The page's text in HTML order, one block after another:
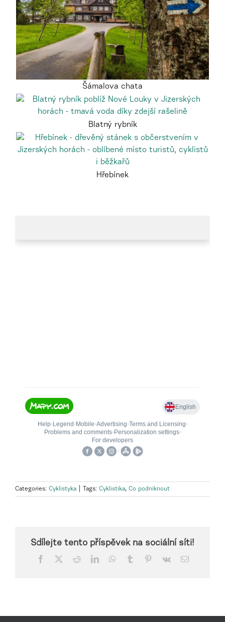
Šámalova chata
Blatný rybník
Hřebínek
Categories: Cyklistyka Tags: Cyklistika, Co podniknout
Sdílejte tento příspěvek na sociální síti!
Facebook RedditLinkedInWhatsApp
Tumblr Pinterest
Vk Email